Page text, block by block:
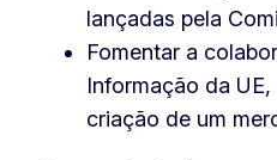
lançadas pela
Fomentar a
Informação da
criação de um